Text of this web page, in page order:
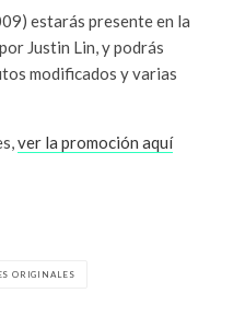
estarás presente en la
Justin Lin, y podrás
modificados y varias
ver la promoción aquí
ORIGINALES